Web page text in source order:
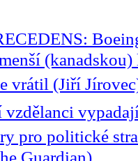
vrátil (Jiří
vzdělanci
pro politické